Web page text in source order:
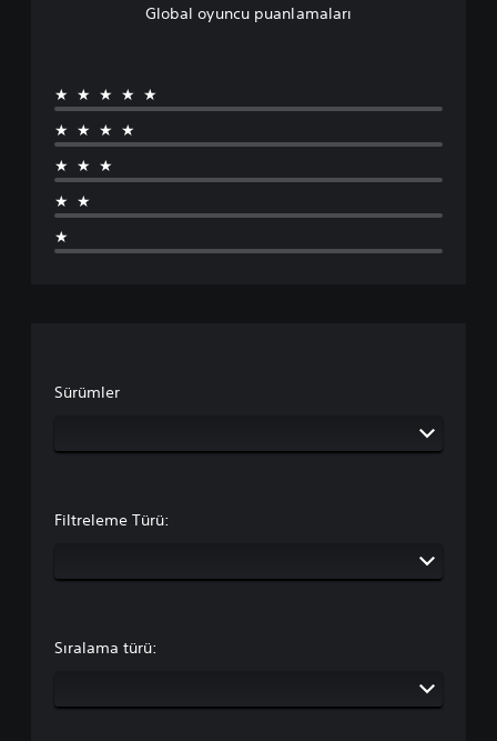
Global oyuncu puanlamaları
★★★★★
★★★★
★★★
★★
★
Sürümler
Filtreleme Türü:
Sıralama türü: